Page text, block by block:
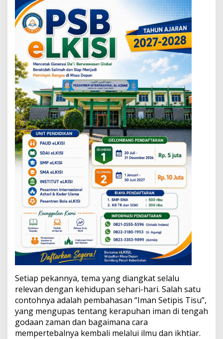
S
u
a
r
M
u
s
l
i
m
Setiap pekannya, tema yang diangkat selalu
relevan dengan kehidupan sehari-hari. Salah satu
contohnya adalah pembahasan “Iman Setipis Tisu”,
yang mengupas tentang kerapuhan iman di tengah
godaan zaman dan bagaimana cara
mempertebalnya kembali melalui ilmu dan ikhtiar.